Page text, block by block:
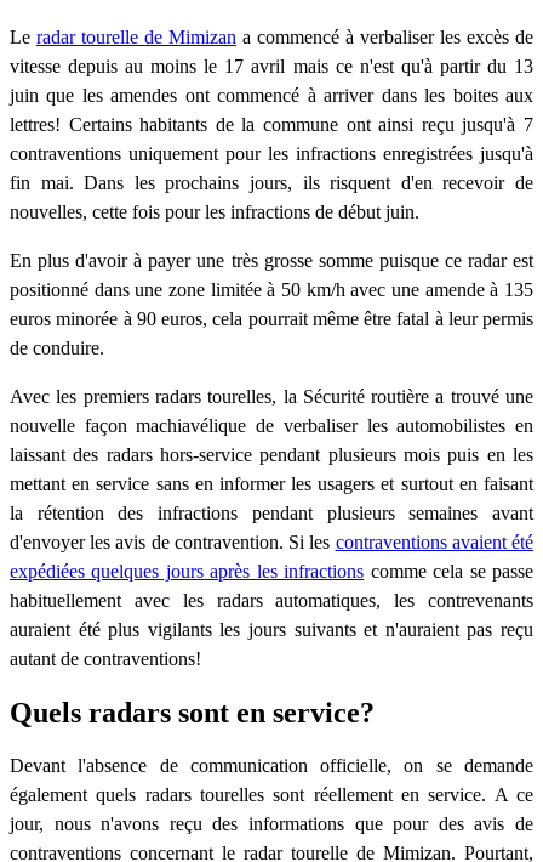
Le radar tourelle de Mimizan a commencé à verbaliser les excès de
vitesse depuis au moins le 17 avril mais ce n'est qu'à partir du 13
juin que les amendes ont commencé à arriver dans les boites aux
lettres! Certains habitants de la commune ont ainsi reçu jusqu'à 7
contraventions uniquement pour les infractions enregistrées jusqu'à
fin mai. Dans les prochains jours, ils risquent d'en recevoir de
nouvelles, cette fois pour les infractions de début juin.
En plus d'avoir à payer une très grosse somme puisque ce radar est
positionné dans une zone limitée à 50 km/h avec une amende à 135
euros minorée à 90 euros, cela pourrait même être fatal à leur permis
de conduire.
Avec les premiers radars tourelles, la Sécurité routière a trouvé une
nouvelle façon machiavélique de verbaliser les automobilistes en
laissant des radars hors-service pendant plusieurs mois puis en les
mettant en service sans en informer les usagers et surtout en faisant
la rétention des infractions pendant plusieurs semaines avant
d'envoyer les avis de contravention. Si les contraventions avaient été
expédiées quelques jours après les infractions comme cela se passe
habituellement avec les radars automatiques, les contrevenants
auraient été plus vigilants les jours suivants et n'auraient pas reçu
autant de contraventions!
Quels radars sont en service?
Devant l'absence de communication officielle, on se demande
également quels radars tourelles sont réellement en service. A ce
jour, nous n'avons reçu des informations que pour des avis de
contraventions concernant le radar tourelle de Mimizan. Pourtant,